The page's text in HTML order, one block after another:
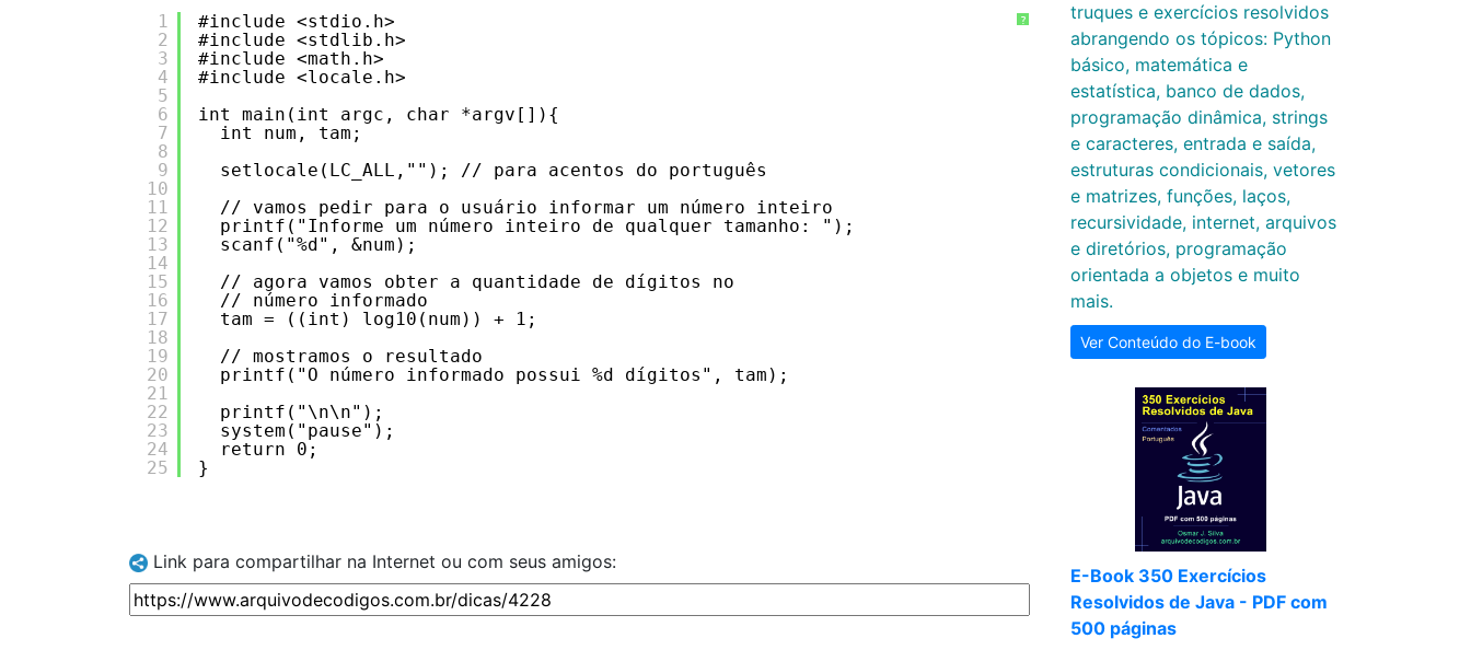
?
1
2
3
4
5
6
7
8
9
10
11
12
13
14
15
16
17
18
19
20
21
22
23
24
25
#include <stdio.h>
#include <stdlib.h>
#include <math.h>
#include <locale.h>
int main(int argc, char *argv[]){
int num, tam;
setlocale(LC_ALL,""); // para acentos do português
// vamos pedir para o usuário informar um número inteiro
printf("Informe um número inteiro de qualquer tamanho: ");
scanf("%d", &num);
// agora vamos obter a quantidade de dígitos no
// número informado
tam = ((int) log10(num)) + 1;
// mostramos o resultado
printf("O número informado possui %d dígitos", tam);
printf("\n\n");
system("pause");
return 0;
}
Link para compartilhar na Internet ou com seus amigos:
truques e exercícios resolvidos
abrangendo os tópicos: Python
básico, matemática e
estatística, banco de dados,
programação dinâmica, strings
e caracteres, entrada e saída,
estruturas condicionais, vetores
e matrizes, funções, laços,
recursividade, internet, arquivos
e diretórios, programação
orientada a objetos e muito
mais.
Ver Conteúdo do E-book
E-Book 350 Exercícios
Resolvidos de Java - PDF com
500 páginas